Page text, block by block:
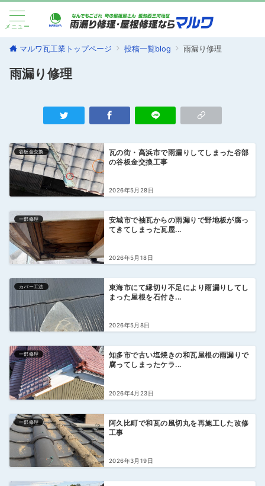
メニュー
マルワ瓦工業トップページ 投稿一覧blog 雨漏り修理
雨漏り修理
谷板金交換
瓦の街・高浜市で雨漏りしてしまった谷部
の谷板金交換工事
2026年5月28日
一部修理
安城市で袖瓦からの雨漏りで野地板が腐っ
てきてしまった瓦屋...
2026年5月18日
カバー工法
東海市にて縁切り不足により雨漏りしてし
まった屋根を石付き...
2026年5月8日
一部修理
知多市で古い塩焼きの和瓦屋根の雨漏りで
腐ってしまったケラ...
2026年4月23日
一部修理
阿久比町で和瓦の風切丸を再施工した改修
工事
2026年3月19日